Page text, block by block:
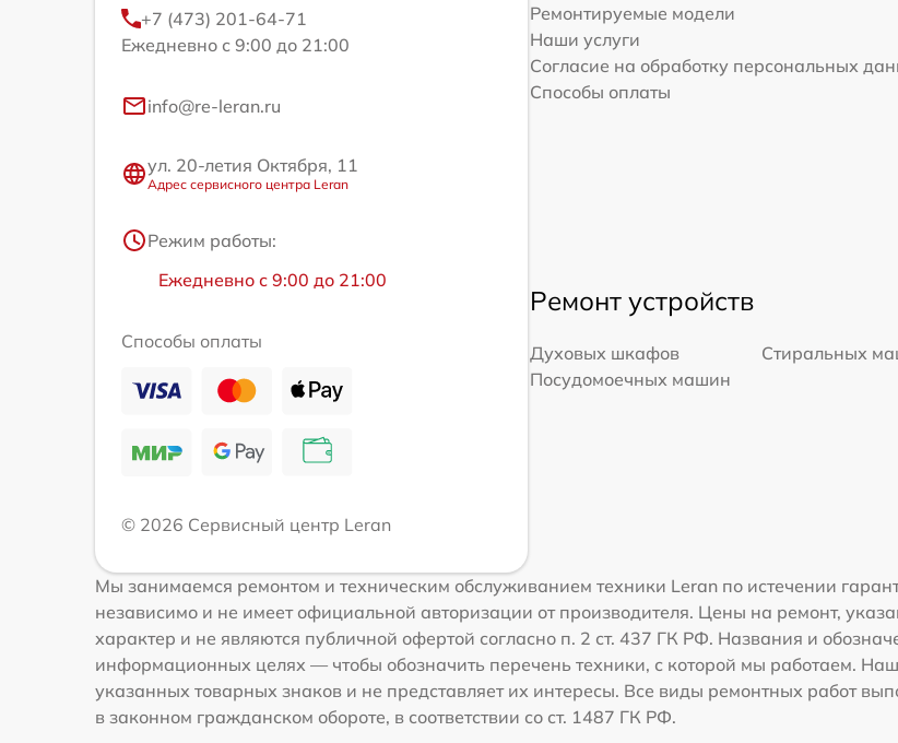
+7 (473) 201-64-71
Ежедневно с 9:00 до 21:00
info@re-leran.ru
ул. 20-летия Октября, 11
Адрес сервисного центра Leran
Режим работы:
Ежедневно с 9:00 до 21:00
Способы оплаты
© 2026 Сервисный центр Leran
Ремонтируемые модели
Наши услуги
Согласие на обработку персональных
Способы оплаты
Ремонт устройств
Духовых шкафов Стиральных
Посудомоечных машин
Мы занимаемся ремонтом и техническим обслуживанием техники Leran по истечении
независимо и не имеет официальной авторизации от производителя. Цены на ремонт,
характер и не являются публичной офертой согласно п. 2 ст. 437 ГК РФ. Названия и
информационных целях — чтобы обозначить перечень техники, с которой мы работаем.
указанных товарных знаков и не представляет их интересы. Все виды ремонтных работ
в законном гражданском обороте, в соответствии со ст. 1487 ГК РФ.